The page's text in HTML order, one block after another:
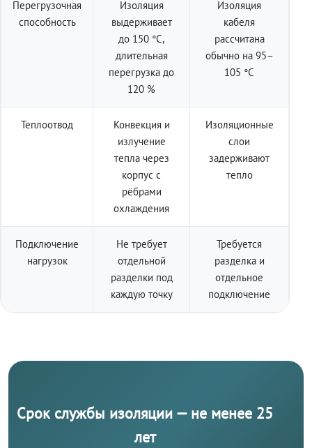
Перегрузочная
способность
Изоляция
выдерживает
до 150 °C,
длительная
перегрузка до
120 %
Изоляция
кабеля
рассчитана
обычно на 95–
105 °C
Теплоотвод
Конвекция и
излучение
тепла через
корпус с
рёбрами
охлаждения
Изоляционные
слои
задерживают
тепло
Подключение
нагрузок
Не требует
отдельной
разделки под
каждую точку
Требуется
разделка и
отдельное
подключение
Срок службы изоляции — не менее 25
лет